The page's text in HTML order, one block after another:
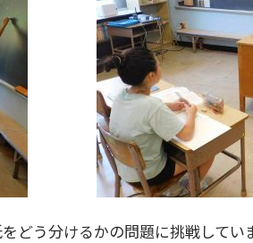
どう分けるかの問題に挑戦して